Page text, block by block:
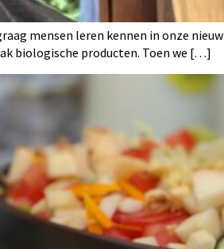
mensen leren kennen in onze nieuw
biologische producten. Toen we […]